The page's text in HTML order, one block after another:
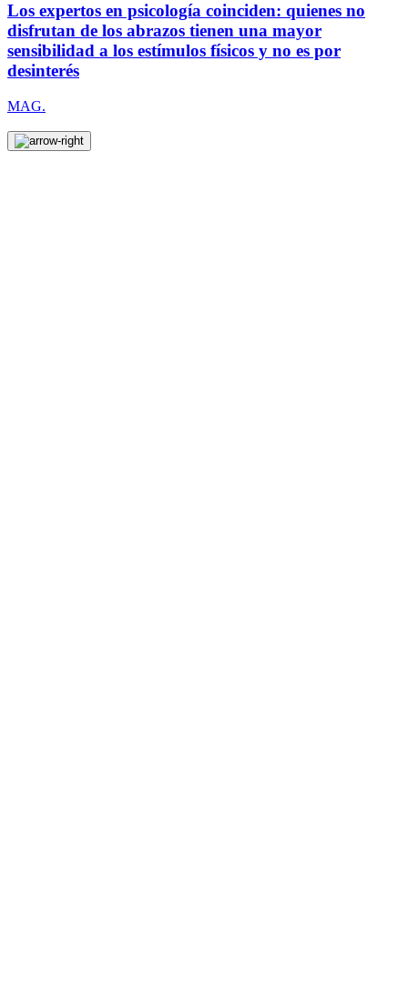
Los expertos en psicología coinciden: quienes no
disfrutan de los abrazos tienen una mayor
sensibilidad a los estímulos físicos y no es por
desinterés
MAG.